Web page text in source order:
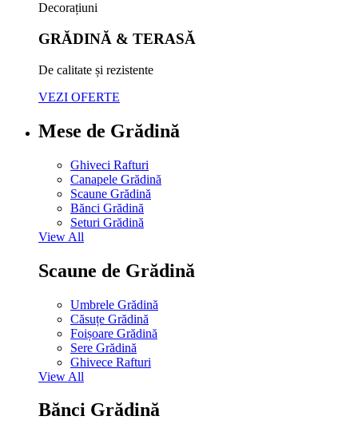
Decorațiuni
GRĂDINĂ & TERASĂ
De calitate și rezistente
VEZI OFERTE
Mese de Grădină
Ghiveci Rafturi
Canapele Grădină
Scaune Grădină
Bănci Grădină
Seturi Grădină
View All
Scaune de Grădină
Umbrele Grădină
Căsuțe Grădină
Foișoare Grădină
Sere Grădină
Ghivece Rafturi
View All
Bănci Grădină